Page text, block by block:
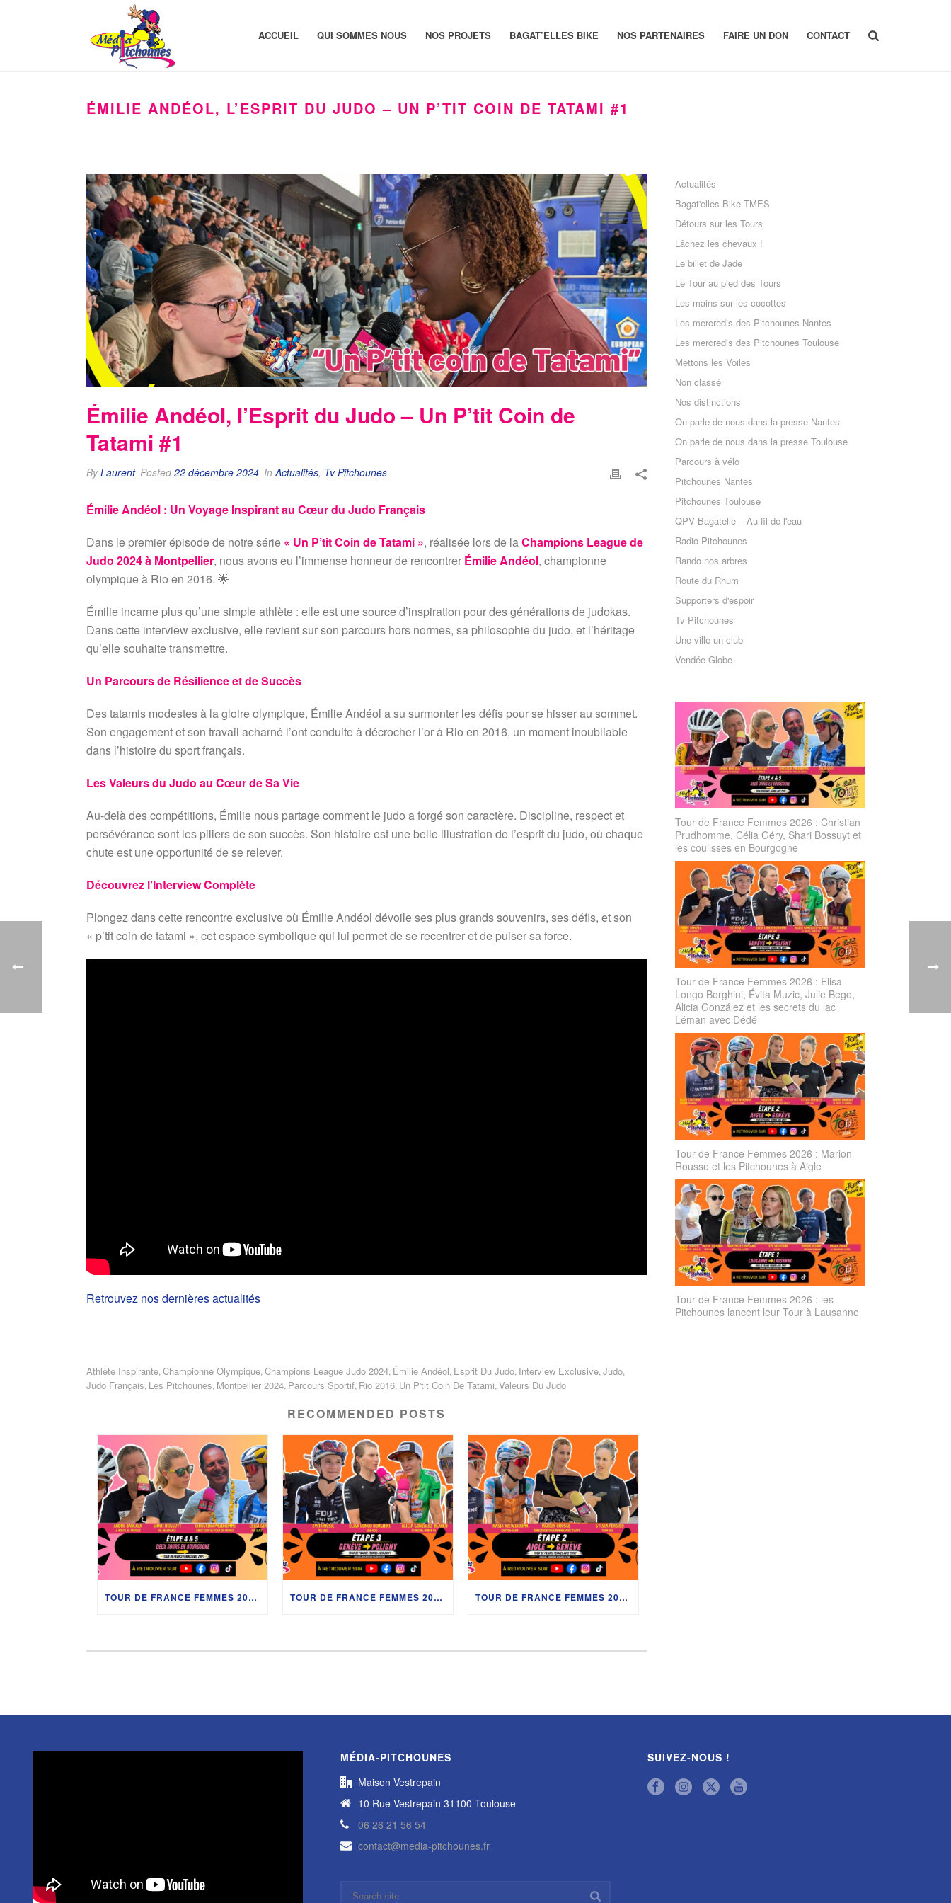
ACCUEIL QUI SOMMES NOUS NOS PROJETS BAGAT’ELLES BIKE NOS PARTENAIRES FAIRE UN DON CONTACT
ÉMILIE ANDÉOL, L’ESPRIT DU JUDO – UN P’TIT COIN DE TATAMI #1
Émilie Andéol, l’Esprit du Judo – Un P’tit Coin de
Tatami #1
ByLaurent Posted22 décembre 2024 InActualités, Tv Pitchounes
Émilie Andéol : Un Voyage Inspirant au Cœur du Judo Français
Dans le premier épisode de notre série « Un P’tit Coin de Tatami », réalisée lors de laChampions League de
Judo 2024 à Montpellier, nous avons eu l’immense honneur de rencontrer Émilie Andéol, championne
olympique à Rio en 2016. 🌟
Émilie incarne plus qu’une simple athlète : elle est une source d’inspiration pour des générations de judokas.
Dans cette interview exclusive, elle revient sur son parcours hors normes, sa philosophie du judo, et l’héritage
qu’elle souhaite transmettre.
Un Parcours de Résilience et de Succès
Des tatamis modestes à la gloire olympique, Émilie Andéol a su surmonter les défis pour se hisser au sommet.
Son engagement et son travail acharné l’ont conduite à décrocher l’or à Rio en 2016, un moment inoubliable
dans l’histoire du sport français.
Les Valeurs du Judo au Cœur de Sa Vie
Au-delà des compétitions, Émilie nous partage comment le judo a forgé son caractère. Discipline, respect et
persévérance sont les piliers de son succès. Son histoire est une belle illustration de l’esprit du judo, où chaque
chute est une opportunité de se relever.
Découvrez l’Interview Complète
Plongez dans cette rencontre exclusive où Émilie Andéol dévoile ses plus grands souvenirs, ses défis, et son
« p’tit coin de tatami », cet espace symbolique qui lui permet de se recentrer et de puiser sa force.
Retrouvez nos dernières actualités
Athlète Inspirante Championne Olympique Champions League Judo 2024 Émilie Andéol Esprit Du Judo Interview Exclusive Judo
Judo Français Les Pitchounes Montpellier 2024 Parcours Sportif Rio 2016 Un P'tit Coin De Tatami Valeurs Du Judo
RECOMMENDED POSTS
TOUR DE FRANCE FEMMES 2026 : CHRISTIAN PRUDHOMME, CÉLIA GÉRY, SHARI BOSSUYT ET LES COULISSES EN BOURGOGNE TOUR DE FRANCE FEMMES 2026 : ELISA LONGO BORGHINI, ÉVITA MUZIC, JULIE BEGO, ALICIA GONZÁLEZ ET LES SECRETS DU LAC LÉMAN AVEC DÉDÉ TOUR DE FRANCE FEMMES 2026 : MARION ROUSSE ET LES PITCHOUNES À AIGLE
Actualités
Bagat'elles Bike TMES
Détours sur les Tours
Lâchez les chevaux !
Le billet de Jade
Le Tour au pied des Tours
Les mains sur les cocottes
Les mercredis des Pitchounes Nantes
Les mercredis des Pitchounes Toulouse
Mettons les Voiles
Non classé
Nos distinctions
On parle de nous dans la presse Nantes
On parle de nous dans la presse Toulouse
Parcours à vélo
Pitchounes Nantes
Pitchounes Toulouse
QPV Bagatelle – Au fil de l'eau
Radio Pitchounes
Rando nos arbres
Route du Rhum
Supporters d'espoir
Tv Pitchounes
Une ville un club
Vendée Globe
Tour de France Femmes 2026 : Christian
Prudhomme, Célia Géry, Shari Bossuyt et
les coulisses en Bourgogne
Tour de France Femmes 2026 : Elisa
Longo Borghini, Évita Muzic, Julie Bego,
Alicia González et les secrets du lac
Léman avec Dédé
Tour de France Femmes 2026 : Marion
Rousse et les Pitchounes à Aigle
Tour de France Femmes 2026 : les
Pitchounes lancent leur Tour à Lausanne
MÉDIA-PITCHOUNES
Maison Vestrepain
10 Rue Vestrepain 31100 Toulouse
06 26 21 56 54
contact@media-pitchounes.fr
SUIVEZ-NOUS !